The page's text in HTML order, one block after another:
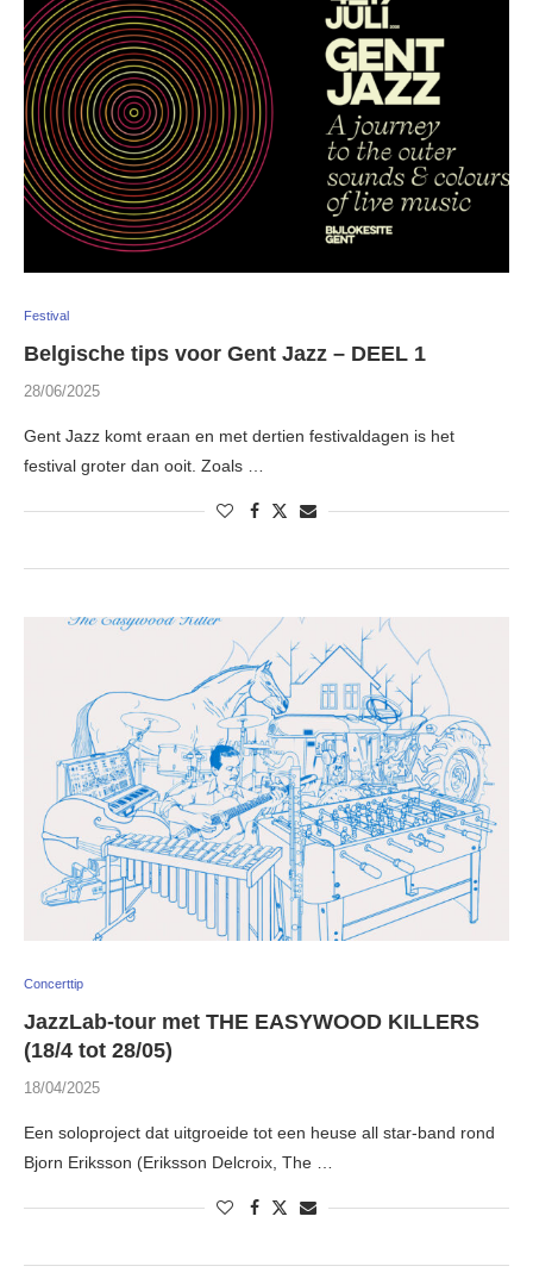
Festival
Belgische tips voor Gent Jazz – DEEL 1
28/06/2025
Gent Jazz komt eraan en met dertien festivaldagen is het
festival groter dan ooit. Zoals …
Concerttip
JazzLab-tour met THE EASYWOOD KILLERS
(18/4 tot 28/05)
18/04/2025
Een soloproject dat uitgroeide tot een heuse all star-band rond
Bjorn Eriksson (Eriksson Delcroix, The …